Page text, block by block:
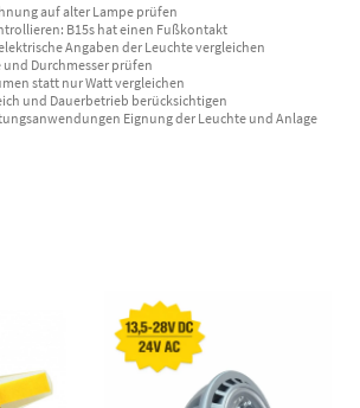
auf alter Lampe prüfen
B15s hat einen Fußkontakt
Angaben der Leuchte vergleichen
und Durchmesser prüfen
statt nur Watt vergleichen
und Dauerbetrieb berücksichtigen
Eignung der Leuchte und Anlage